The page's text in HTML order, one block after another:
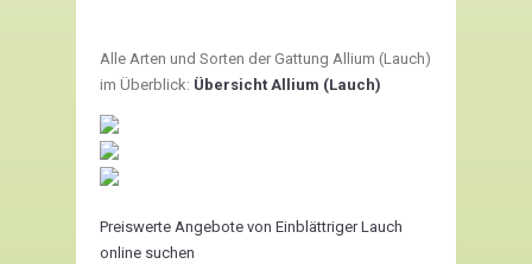
Alle Arten und Sorten der Gattung Allium (Lauch)
im Überblick: Übersicht Allium (Lauch)
Preiswerte Angebote von Einblättriger Lauch
online suchen